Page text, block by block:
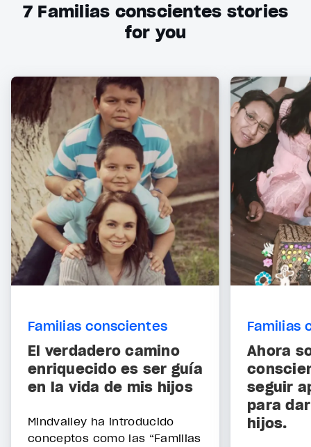
7 Familias conscientes stories
for you
Familias conscientes
El verdadero camino
enriquecido es ser guía
en la vida de mis hijos
Mindvalley ha introducido
conceptos como las “Familias
Familias
Ahora
seguir
para
hijos.